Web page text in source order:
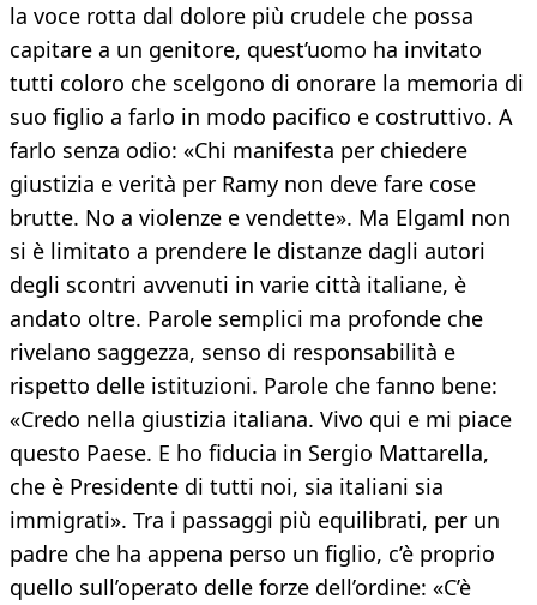
la voce rotta dal dolore più crudele che possa
capitare a un genitore, quest’uomo ha invitato
tutti coloro che scelgono di onorare la memoria di
suo figlio a farlo in modo pacifico e costruttivo. A
farlo senza odio: «Chi manifesta per chiedere
giustizia e verità per Ramy non deve fare cose
brutte. No a violenze e vendette». Ma Elgaml non
si è limitato a prendere le distanze dagli autori
degli scontri avvenuti in varie città italiane, è
andato oltre. Parole semplici ma profonde che
rivelano saggezza, senso di responsabilità e
rispetto delle istituzioni. Parole che fanno bene:
«Credo nella giustizia italiana. Vivo qui e mi piace
questo Paese. E ho fiducia in Sergio Mattarella,
che è Presidente di tutti noi, sia italiani sia
immigrati». Tra i passaggi più equilibrati, per un
padre che ha appena perso un figlio, c’è proprio
quello sull’operato delle forze dell’ordine: «C’è